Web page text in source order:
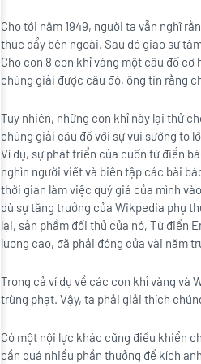
Cho tới năm 1949, người ta vẫn nghĩ
thúc đẩy bên ngoài. Sau đó giáo sư
Cho con 8 con khỉ vàng một câu đố
chúng giải được câu đó, ông tin rằng
Tuy nhiên, những con khỉ này lại thử
chúng giải câu đố với sự vui sướng to
Ví dụ, sự phát triển của cuốn từ điển
nghìn người viết và biên tập các bài
thời gian làm việc quý giá của mình
dù sự tăng trưởng của Wikpedia phụ
lại, sản phẩm đối thủ của nó, Từ điển
lương cao, đã phải đóng cửa vài năm
Trong cả ví dụ về các con khỉ vàng và
trừng phạt. Vậy, ta phải giải thích
Có một nội lực khác cũng điều khiển
cần quá nhiều phần thưởng để kích